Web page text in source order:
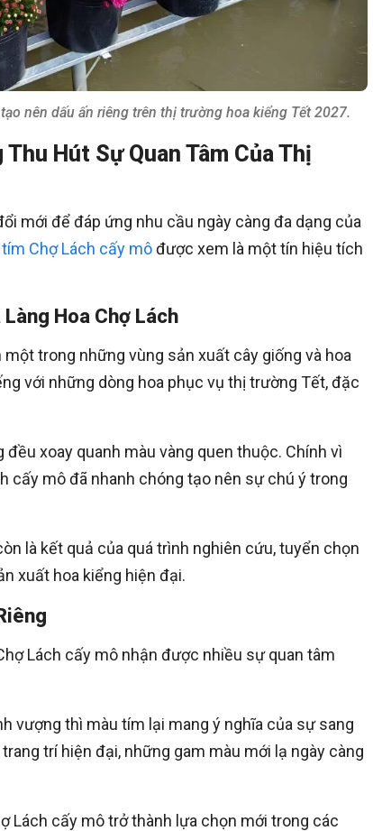
nên dấu ấn riêng trên thị trường hoa kiểng Tết 2027.
Hút Sự Quan Tâm Của Thị
mới để đáp ứng nhu cầu ngày càng đa dạng của
Chợ Lách cấy môđược xem là một tín hiệu tích
Hoa Chợ Lách
trong những vùng sản xuất cây giống và hoa
với những dòng hoa phục vụ thị trường Tết, đặc
xoay quanh màu vàng quen thuộc. Chính vì
cấy mô đã nhanh chóng tạo nên sự chú ý trong
là kết quả của quá trình nghiên cứu, tuyển chọn
xuất hoa kiểng hiện đại.
Lách cấy mô nhận được nhiều sự quan tâm
vượng thì màu tím lại mang ý nghĩa của sự sang
trí hiện đại, những gam màu mới lạ ngày càng
Lách cấy mô trở thành lựa chọn mới trong các